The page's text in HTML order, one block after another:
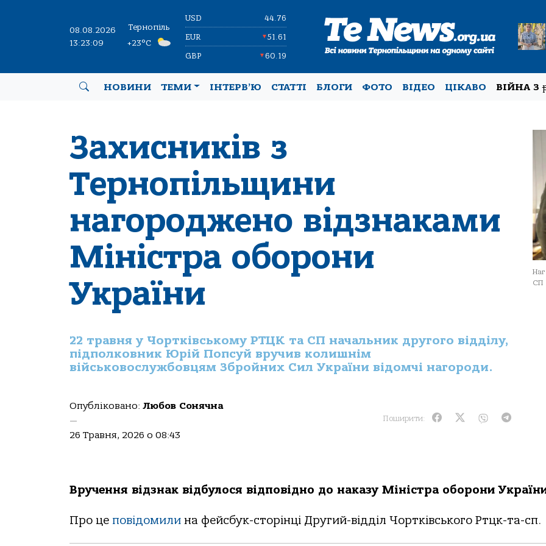
08.08.2026
13:23:10
Тернопіль
+23°C
USD 44.76
EUR ▼51.61
GBP ▼60.19
НОВИНИ ТЕМИ ІНТЕРВ’Ю СТАТТІ БЛОГИ ФОТО ВІДЕО ЦІКАВО ВІЙНА З
Захисників з
Тернопільщини
нагороджено відзнаками
Міністра оборони
України
22 травня у Чортківському РТЦК та СП начальник другого відділу,
підполковник Юрій Попсуй вручив колишнім
військовослужбовцям Збройних Сил України відомчі нагороди.
Опубліковано: Любов Сонячна
—
26 Травня, 2026 о 08:43
Поширити:
СП
Вручення відзнак відбулося відповідно до наказу Міністра оборони
Про це повідомили на фейсбук-сторінці Другий-відділ Чортківського Ртцк-та-сп.